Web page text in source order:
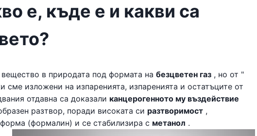
е, къде е и какви са
в природата под формата на безцветен газ , но от "
сме изложени на изпаренията, изпаренията и остатъците от
отдавна са доказали канцерогенното му въздействие
разтвор, поради високата си разтворимост ,
форма (формалин) и се стабилизира с метанол .